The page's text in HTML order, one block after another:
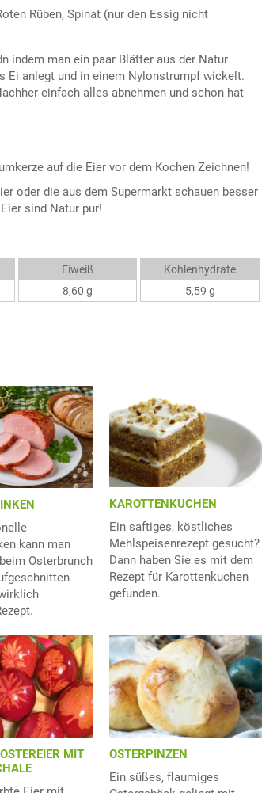
Rüben, Spinat (nur den Essig nicht
indem man ein paar Blätter aus der Natur
Ei anlegt und in einem Nylonstrumpf wickelt.
einfach alles abnehmen und schon hat
auf die Eier vor dem Kochen Zeichnen!
oder die aus dem Supermarkt schauen besser
sind Natur pur!
Eiweiß
8,60 g
Kohlenhydrate
5,59 g
kann man
Osterbrunch
KAROTTENKUCHEN
Ein saftiges, köstliches
Mehlspeisenrezept gesucht?
Dann haben Sie es mit dem
Rezept für Karottenkuchen
gefunden.
MIT
OSTERPINZEN
Ein süßes, flaumiges